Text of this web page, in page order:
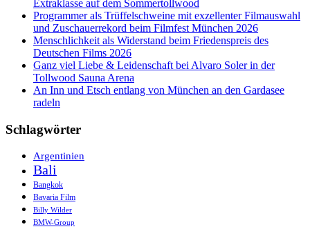
ausgebucht!
Extraklasse auf dem Sommertollwood
Programmer als Trüffelschweine mit exzellenter Filmauswahl
und Zuschauerrekord beim Filmfest München 2026
Menschlichkeit als Widerstand beim Friedenspreis des
Deutschen Films 2026
Ganz viel Liebe & Leidenschaft bei Alvaro Soler in der
Tollwood Sauna Arena
An Inn und Etsch entlang von München an den Gardasee
radeln
Schlagwörter
Argentinien
Bali
Bangkok
Bavaria Film
Billy Wilder
BMW-Group